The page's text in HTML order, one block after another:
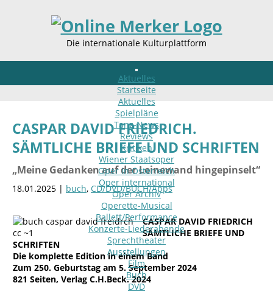
Die internationale Kulturplattform
Aktuelles
Startseite
Aktuelles
Spielpläne
Tanz-News
Reviews
Kritiken
Wiener Staatsoper
Oper in Österreich
Oper international
Oper Archiv
Operette-Musical
Ballett/Performance
Konzerte-Liederabende
Sprechtheater
Ausstellungen
Film
Buch
DVD
CASPAR DAVID FRIEDRICH.
SÄMTLICHE BRIEFE UND SCHRIFTEN
„Meine Gedanken auf der Leinewand hingepinselt“
18.01.2025 | buch, CD/DVD/BUCH/Apps
CASPAR DAVID FRIEDRICH
SÄMTLICHE BRIEFE UND
SCHRIFTEN
Die komplette Edition in einem Band
Zum 250. Geburtstag am 5. September 2024
821 Seiten, Verlag C.H.Beck. 2024